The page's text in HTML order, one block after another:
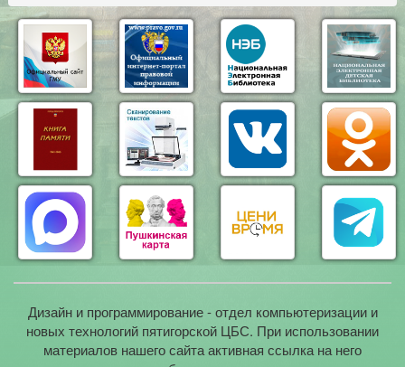
Дизайн и программирование - отдел компьютеризации и
новых технологий пятигорской ЦБС. При использовании
материалов нашего сайта активная ссылка на него